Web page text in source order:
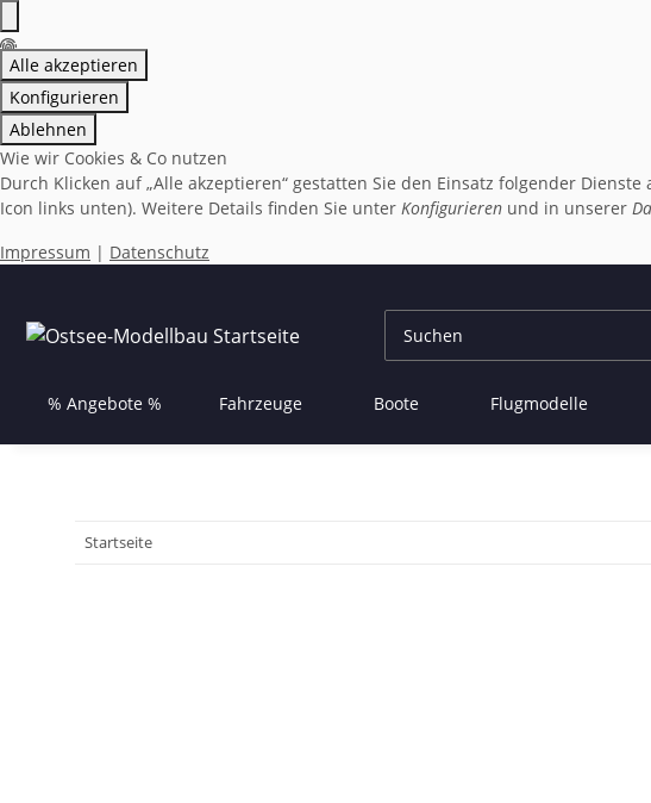
Alle akzeptieren
Konfigurieren
Ablehnen
Wie wir Cookies & Co nutzen
Durch Klicken auf „Alle akzeptieren“ gestatten Sie den Einsatz folgender
Icon links unten). Weitere Details finden Sie unter Konfigurieren und in unserer
Impressum | Datenschutz
% Angebote % Fahrzeuge Boote Flugmodelle
Startseite